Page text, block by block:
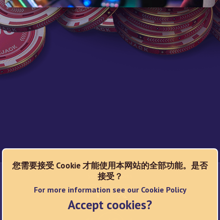
Social Networks
您需要接受 Cookie 才能使用本网站的全部功能。是否
接受？
For more information see our Cookie Policy
Accept cookies?